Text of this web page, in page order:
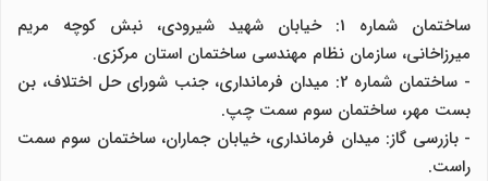
ساختمان شماره 1: خیابان شهید شیرودی، نبش کوچه مریم
میرزاخانی، سازمان نظام مهندسی ساختمان استان مرکزی.
- ساختمان شماره 2: میدان فرمانداری، جنب شورای حل اختلاف، بن
بست مهر، ساختمان سوم سمت چپ.
- بازرسی گاز: میدان فرمانداری، خیابان جماران، ساختمان سوم سمت
راست.